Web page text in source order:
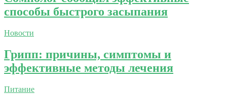
способы быстрого засыпания
Новости
Грипп: причины, симптомы и
эффективные методы лечения
Питание